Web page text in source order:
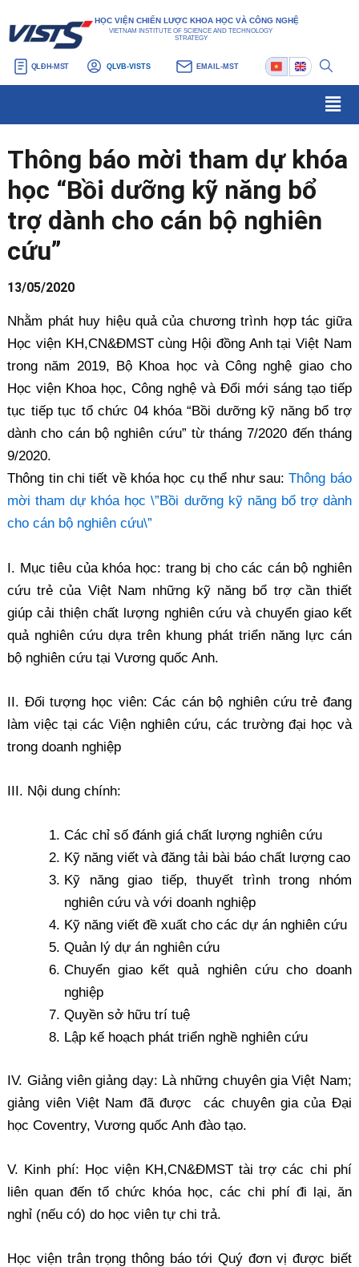
tới
nội
dung
HỌC VIỆN CHIẾN LƯỢC KHOA HỌC VÀ CÔNG NGHỆ
VIETNAM INSTITUTE OF SCIENCE AND TECHNOLOGY
STRATEGY
QLĐH-MST QLVB-VISTS EMAIL-MST
Thông báo mời tham dự khóa
học “Bồi dưỡng kỹ năng bổ
trợ dành cho cán bộ nghiên
cứu”
13/05/2020
Nhằm phát huy hiệu quả của chương trình hợp tác giữa
Học viện KH,CN&ĐMST cùng Hội đồng Anh tại Việt Nam
trong năm 2019, Bộ Khoa học và Công nghệ giao cho
Học viện Khoa học, Công nghệ và Đổi mới sáng tạo tiếp
tục tiếp tục tổ chức 04 khóa “Bồi dưỡng kỹ năng bổ trợ
dành cho cán bộ nghiên cứu” từ tháng 7/2020 đến tháng
9/2020.
Thông tin chi tiết về khóa học cụ thể như sau:Thông báo
mời tham dự khóa học \”Bồi dưỡng kỹ năng bổ trợ dành
cho cán bộ nghiên cứu\”
I. Mục tiêu của khóa học: trang bị cho các cán bộ nghiên
cứu trẻ của Việt Nam những kỹ năng bổ trợ cần thiết
giúp cải thiện chất lượng nghiên cứu và chuyển giao kết
quả nghiên cứu dựa trên khung phát triển năng lực cán
bộ nghiên cứu tại Vương quốc Anh.
II. Đối tượng học viên: Các cán bộ nghiên cứu trẻ đang
làm việc tại các Viện nghiên cứu, các trường đại học và
trong doanh nghiệp
III. Nội dung chính:
Các chỉ số đánh giá chất lượng nghiên cứu
Kỹ năng viết và đăng tải bài báo chất lượng cao
Kỹ năng giao tiếp, thuyết trình trong nhóm
nghiên cứu và với doanh nghiệp
Kỹ năng viết đề xuất cho các dự án nghiên cứu
Quản lý dự án nghiên cứu
Chuyển giao kết quả nghiên cứu cho doanh
nghiệp
Quyền sở hữu trí tuệ
Lập kế hoạch phát triển nghề nghiên cứu
IV. Giảng viên giảng dạy: Là những chuyên gia Việt Nam;
giảng viên Việt Nam đã được các chuyên gia của Đại
học Coventry, Vương quốc Anh đào tạo.
V. Kinh phí: Học viện KH,CN&ĐMST tài trợ các chi phí
liên quan đến tổ chức khóa học, các chi phí đi lại, ăn
nghỉ (nếu có) do học viên tự chi trả.
Học viện trân trọng thông báo tới Quý đơn vị được biết
hướng
bài
viết